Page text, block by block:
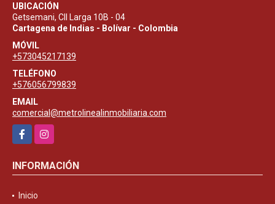
UBICACIÓN
Getsemani, Cll Larga 10B - 04
Cartagena de Indias - Bolívar - Colombia
MÓVIL
+573045217139
TELÉFONO
+576056799839
EMAIL
comercial@metrolinealinmobiliaria.com
FacebookInstagram
INFORMACIÓN
Inicio